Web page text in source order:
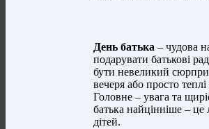
День батька – чудова
подарувати батькові
бути невеликий
вечеря або просто
Головне – увага та
батька найцінніше –
дітей.